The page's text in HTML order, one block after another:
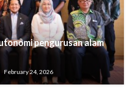
pengurusan alam
February 24, 2026